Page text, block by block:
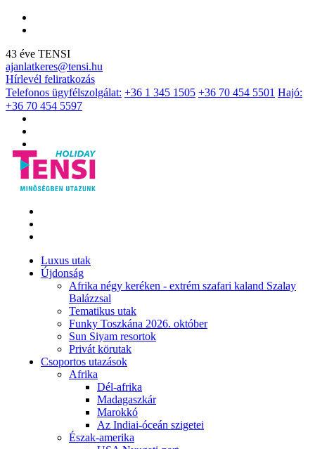
43 éve TENSI
ajanlatkeres@tensi.hu
Hírlevél feliratkozás
Telefonos ügyfélszolgálat: +36 1 345 1505 +36 70 454 5501 Hajó:
+36 70 454 5597
Luxus utak
Újdonság
Afrika négy keréken - extrém szafari kaland Szalay
Balázzsal
Tematikus utak
Funky Toszkána 2026. október
Sun Siyam resortok
Privát körutak
Csoportos utazások
Afrika
Dél-afrika
Madagaszkár
Marokkó
Az Indiai-óceán szigetei
Észak-amerika